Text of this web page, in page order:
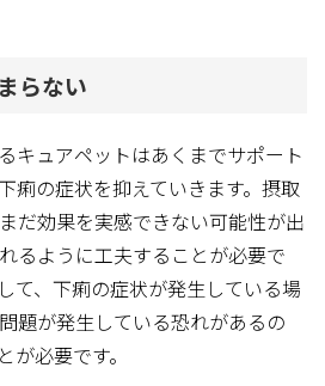
らない
キュアペットはあくまでサポート
痢の症状を抑えていきます。摂取
だ効果を実感できない可能性が出
るように工夫することが必要で
て、下痢の症状が発生している場
題が発生している恐れがあるの
が必要です。